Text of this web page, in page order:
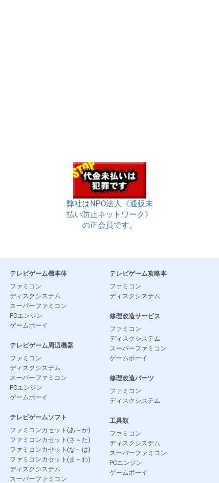
弊社はNPO法人《通販未
払い防止ネットワーク》
の正会員です。
テレビゲーム機本体
ファミコン
ディスクシステム
スーパーファミコン
PCエンジン
ゲームボーイ
テレビゲーム周辺機器
ファミコン
ディスクシステム
スーパーファミコン
PCエンジン
ゲームボーイ
テレビゲームソフト
ファミコンカセット(あ～か)
ファミコンカセット(さ～た)
ファミコンカセット(な～は)
ファミコンカセット(ま～わ)
ディスクシステム
スーパーファミコン
テレビゲーム攻略本
ファミコン
ディスクシステム
修理改造サービス
ファミコン
ディスクシステム
スーパーファミコン
ゲームボーイ
修理改造パーツ
ファミコン
ディスクシステム
工具類
ファミコン
ディスクシステム
スーパーファミコン
PCエンジン
ゲームボーイ